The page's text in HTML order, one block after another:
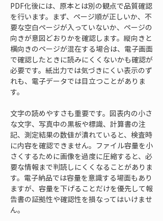
PDF化後には、原本とは別の観点で品質確認
を行います。まず、ページ順が正しいか、不
要な空白ページが入っていないか、ページの
向きが意図どおりかを確認します。縦向きと
横向きのページが混在する場合は、電子画面
で確認したときに読みにくくないかも確認が
必要です。紙出力では気づきにくい表示のず
れも、電子データでは目立つことがありま
す。
文字の読めやすさも重要です。図表内の小さ
な文字、写真中の黒板や標識、計算書の注
記、測定結果の数値が潰れていると、検査時
に内容を確認できません。ファイル容量を小
さくするために画像を過度に圧縮すると、必
要な情報まで判読しにくくなることがありま
す。電子納品では容量を意識する場面もあり
ますが、容量を下げることだけを優先して報
告書の証拠性や確認性を損なってはいけませ
ん。